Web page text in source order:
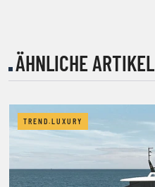
ÄHNLICHE ARTIKEL
TREND.LUXURY